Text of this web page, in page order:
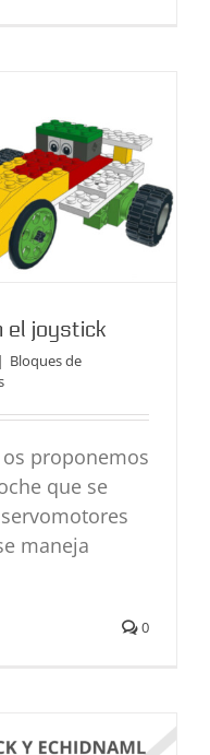
el joystick
| Bloques de
proponemos
que se
maneja
0